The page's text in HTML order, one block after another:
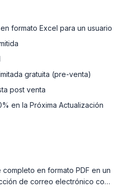
formato Excel para un usuario
gratuita (pre-venta)
post venta
en la Próxima Actualización
en formato PDF en un
de correo electrónico con